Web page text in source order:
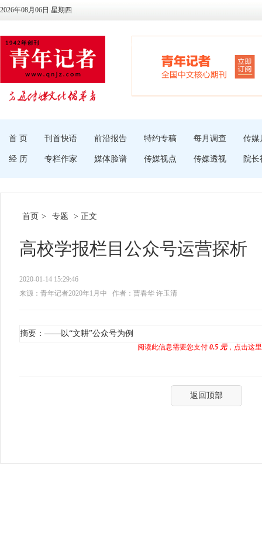
2026年08月06日 星期四
首 页 刊首快语 前沿报告 特约专稿 每月调查 传媒
经 历 专栏作家 媒体脸谱 传媒视点 传媒透视 院长
首页 > 专题 > 正文
高校学报栏目公众号运营探析
2020-01-14 15:29:46
来源：青年记者2020年1月中
作者：曹春华 许玉清
摘要：——以“文耕”公众号为例
阅读此信息需要您支付 0.5 元，点击这
返回顶部